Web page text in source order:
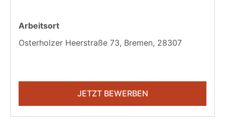
Arbeitsort
Osterholzer Heerstraße 73, Bremen, 28307
JETZT BEWERBEN